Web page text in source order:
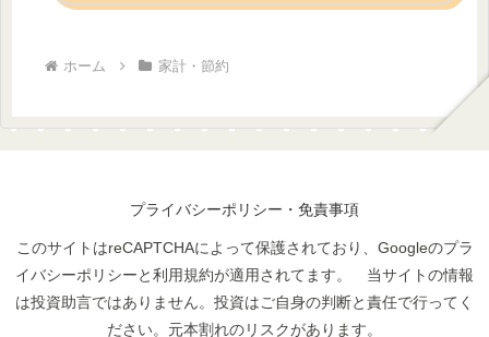
ホーム 家計・節約
プライバシーポリシー・免責事項
このサイトはreCAPTCHAによって保護されており、Googleのプラ
イバシーポリシーと利用規約が適用されてます。 当サイトの情報
は投資助言ではありません。投資はご自身の判断と責任で行ってく
ださい。元本割れのリスクがあります。